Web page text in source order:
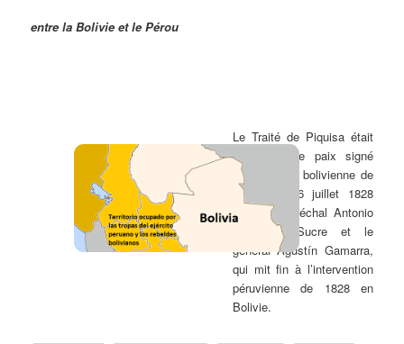
entre la Bolivie et le Pérou
Le Traité de Piquisa était
un Traité de paix signé
dans la ville bolivienne de
Piquisa le 6 juillet 1828
entre le maréchal Antonio
José de Sucre et le
général Agustín Gamarra,
qui mit fin à l’intervention
péruvienne de 1828 en
Bolivie.